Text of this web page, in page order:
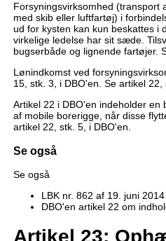
Forsyningsvirksomhed (transport
med skib eller luftfartøj) i
ud for kysten kan kun beskattes i
virkelige ledelse har sit sæde.
bugserbåde og lignende fartøjer.
Lønindkomst ved
15, stk. 3, i DBO'en. Se artikel 22,
Artikel 22 i DBO'en indeholder en
af mobile borerigge, når disse
artikel 22, stk. 5, i DBO'en.
Se også
Se også
LBK nr. 862 af 19. juni
DBO'en artikel 22 om
Artikel 23: